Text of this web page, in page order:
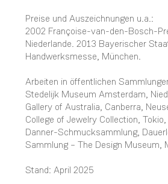
Preise und Auszeichnungen u.a.:
2002 Françoise-van-den-Bosch-
Niederlande. 2013 Bayerischer
Handwerksmesse, München.
Arbeiten in öffentlichen
Stedelijk Museum Amsterdam,
Gallery of Australia, Canberra,
College of Jewelry Collection,
Danner-Schmucksammlung,
Sammlung – The Design Museum,
Stand: April 2025